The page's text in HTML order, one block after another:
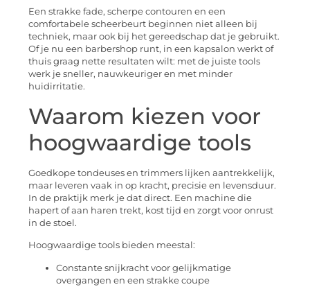
Een strakke fade, scherpe contouren en een
comfortabele scheerbeurt beginnen niet alleen bij
techniek, maar ook bij het gereedschap dat je gebruikt.
Of je nu een barbershop runt, in een kapsalon werkt of
thuis graag nette resultaten wilt: met de juiste tools
werk je sneller, nauwkeuriger en met minder
huidirritatie.
Waarom kiezen voor
hoogwaardige tools
Goedkope tondeuses en trimmers lijken aantrekkelijk,
maar leveren vaak in op kracht, precisie en levensduur.
In de praktijk merk je dat direct. Een machine die
hapert of aan haren trekt, kost tijd en zorgt voor onrust
in de stoel.
Hoogwaardige tools bieden meestal:
Constante snijkracht voor gelijkmatige
overgangen en een strakke coupe